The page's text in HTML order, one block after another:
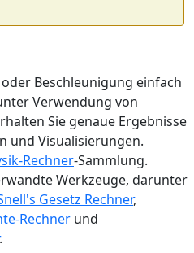
Beschleunigung einfach
Verwendung von
Sie genaue Ergebnisse
und Visualisierungen.
Rechner-Sammlung.
Werkzeuge, darunter
Gesetz Rechner,
Rechner und
.